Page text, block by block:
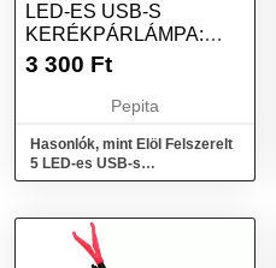
LED-ES USB-S
KERÉKPÁRLÁMPA:
FEKETE SZÍNŰ, IPX-4...
3 300 Ft
Pepita
Hasonlók, mint Elöl Felszerelt
5 LED-es USB-s
Kerékpárlámpa: Fekete Színű,